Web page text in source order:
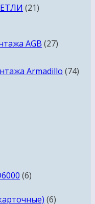
21товар
AGB 2727
Armadillo 7474
66
66